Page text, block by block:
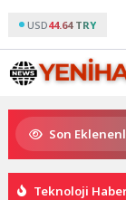
USD44.64 TRY
Son
Son Yolculuğuna
Teknoloji